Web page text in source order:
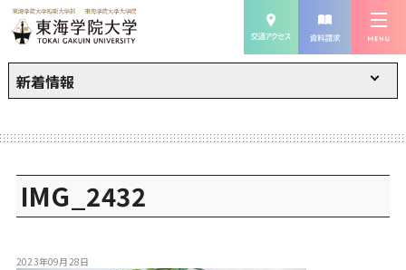
新着情報
IMG_2432
2023年09月28日